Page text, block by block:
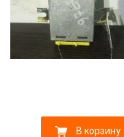
В корзину